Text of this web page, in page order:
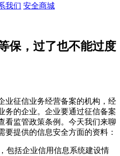
我们 安全商城
保，过了也不能过度
征信业务经营备案的机构，经
务的企业。企业要通过征信备案
看监管政策条例。今天我们来聊
要提供的信息安全方面的资料：
括企业信用信息系统建设情